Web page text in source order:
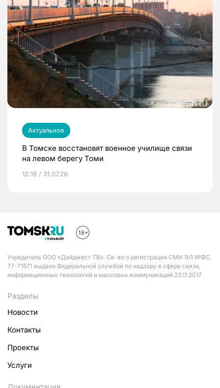
Актуальное
В Томске восстановят военное училище связи
на левом берегу Томи
12:19 / 31.07.26
Учредитель ООО «Дайджест ТВ». Св-во о регистрации СМИ ЭЛ №ФС
77-71671 выдано Федеральной службой по надзору в сфере связи,
информационных технологий и массовых коммуникаций 23.11.2017
Разделы
Новости
Контакты
Проекты
Услуги